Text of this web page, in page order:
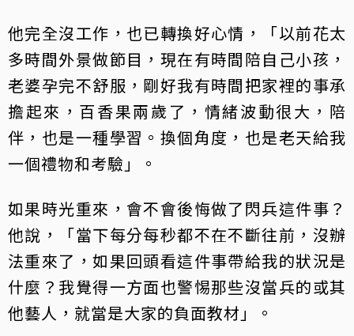
他完全沒工作，也已轉換好心情，「以前花太
多時間外景做節目，現在有時間陪自己小孩，
老婆孕完不舒服，剛好我有時間把家裡的事承
擔起來，百香果兩歲了，情緒波動很大，陪
伴，也是一種學習。換個角度，也是老天給我
一個禮物和考驗」。
如果時光重來，會不會後悔做了閃兵這件事？
他說，「當下每分每秒都不在不斷往前，沒辦
法重來了，如果回頭看這件事帶給我的狀況是
什麼？我覺得一方面也警惕那些沒當兵的或其
他藝人，就當是大家的負面教材」。